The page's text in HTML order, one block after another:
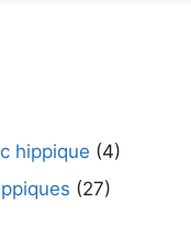
hippique (4)
(27)